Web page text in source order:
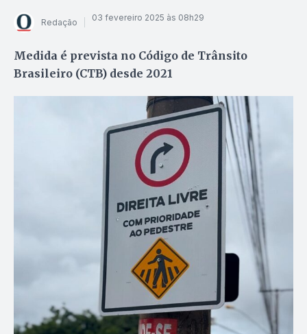
Redação 03 fevereiro 2025 às 08h29
Medida é prevista no Código de Trânsito
Brasileiro (CTB) desde 2021